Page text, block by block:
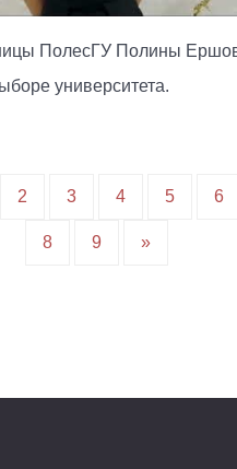
ПолесГУ Полины
университета.
2 3 4 5 6
8 9 »